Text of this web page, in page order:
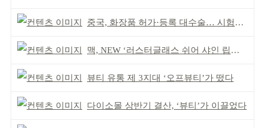
중국, 화장품 허가·등록 대수술… 시험자료 공용 허용
맥, NEW ‘러스터글래스 쉬어 샤인 립스틱’ 출시
뷰티 유통 제 3지대 ‘오프뷰티’가 떴다
다이소몰 상반기 결산, ‘뷰티’가 이끌었다